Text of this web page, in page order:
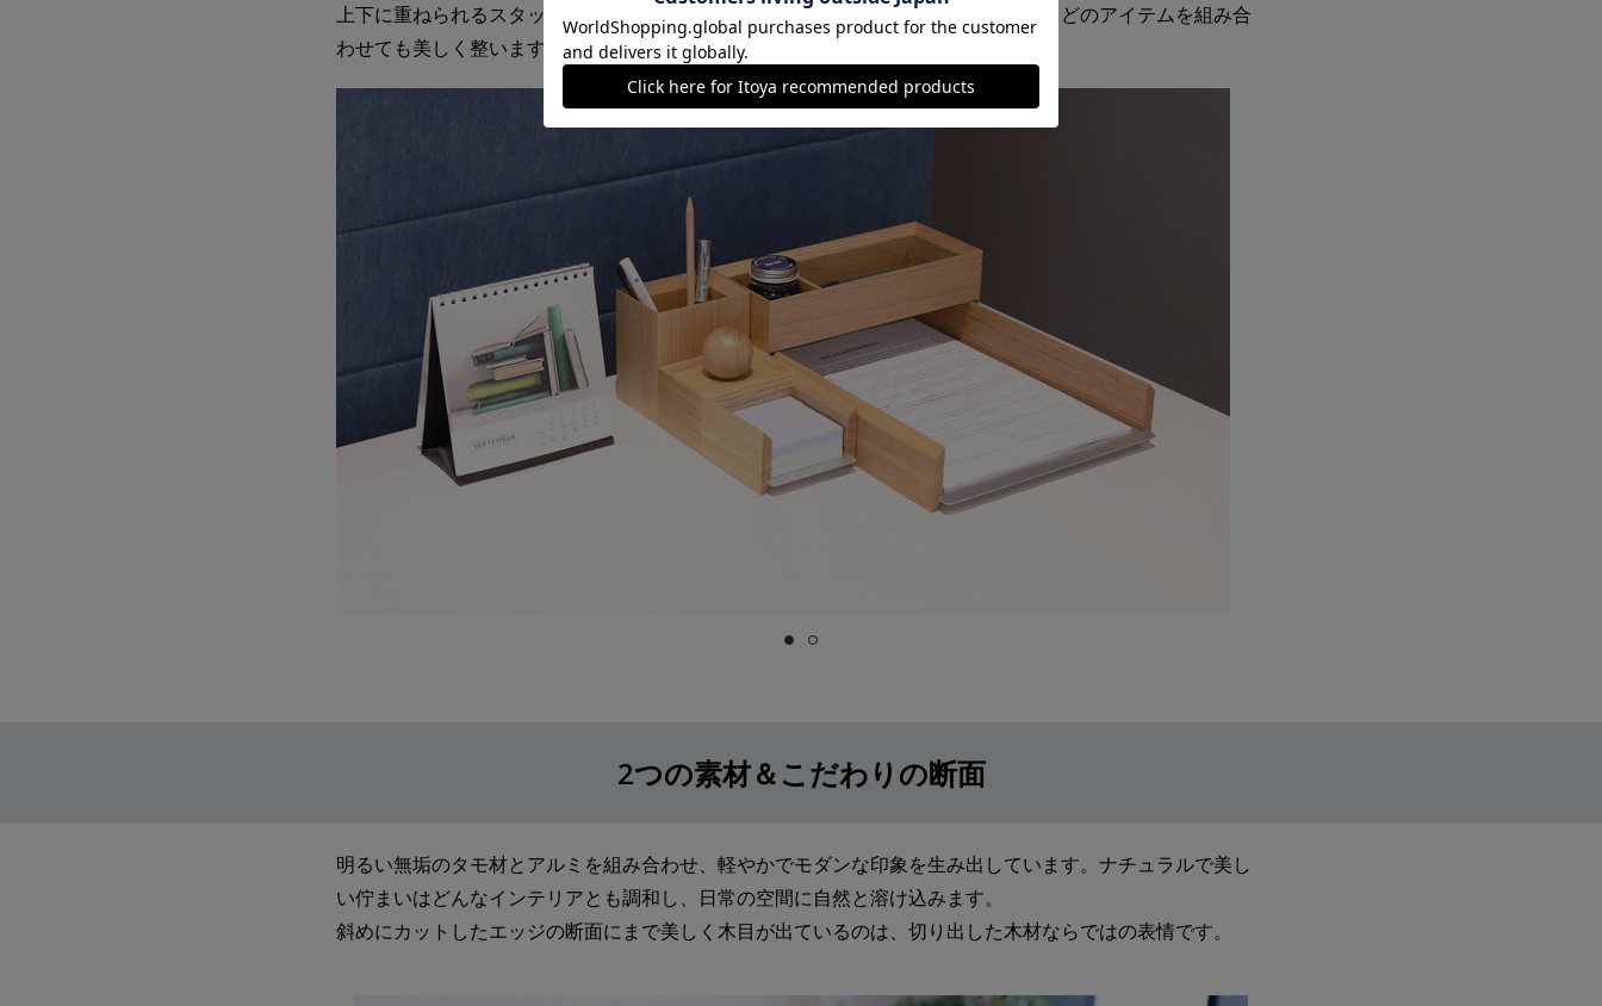
上下に重ねられるスタッキング構造に。自分のデスクやワークスタイルに合わせて、どのアイテムを組み合
わせても美しく整います。
2つの素材＆こだわりの断面
明るい無垢のタモ材とアルミを組み合わせ、軽やかでモダンな印象を生み出しています。ナチュラルで美し
い佇まいはどんなインテリアとも調和し、日常の空間に自然と溶け込みます。
斜めにカットしたエッジの断面にまで美しく木目が出ているのは、切り出した木材ならではの表情です。